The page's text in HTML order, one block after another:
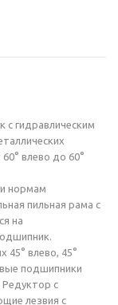
с гидравлическим
влево до 60°
нормам
пильная рама с
на
45° влево, 45°
подшипники
с
лезвия с